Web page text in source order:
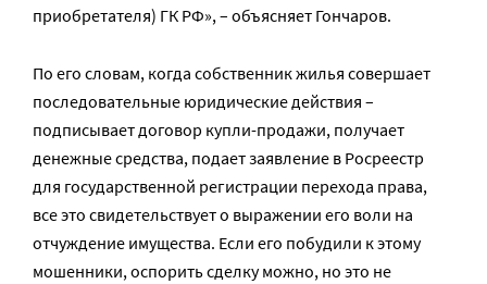
приобретателя) ГК РФ», – объясняет Гончаров.
По его словам, когда собственник жилья совершает
последовательные юридические действия –
подписывает договор купли-продажи, получает
денежные средства, подает заявление в Росреестр
для государственной регистрации перехода права,
все это свидетельствует о выражении его воли на
отчуждение имущества. Если его побудили к этому
мошенники, оспорить сделку можно, но это не